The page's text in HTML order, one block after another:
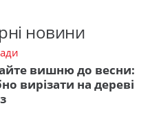
новини
вишню до весни:
вирізати на дереві